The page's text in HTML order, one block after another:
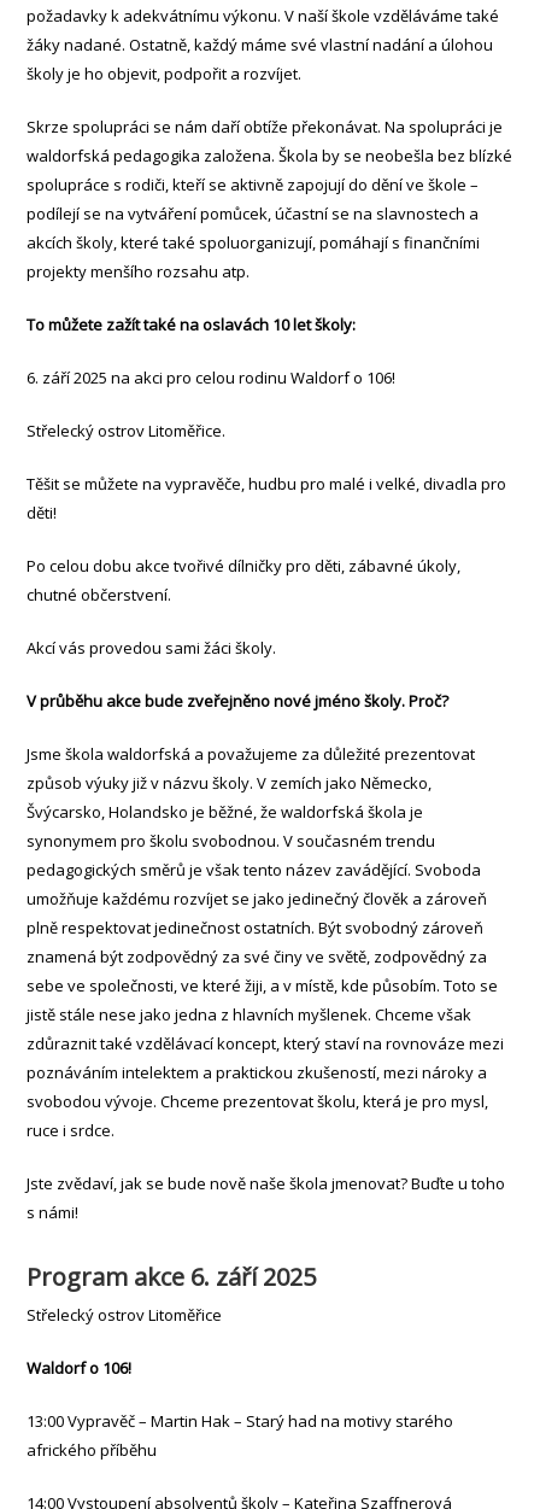
požadavky k adekvátnímu výkonu. V naší škole vzděláváme také
žáky nadané. Ostatně, každý máme své vlastní nadání a úlohou
školy je ho objevit, podpořit a rozvíjet.
Skrze spolupráci se nám daří obtíže překonávat. Na spolupráci je
waldorfská pedagogika založena. Škola by se neobešla bez blízké
spolupráce s rodiči, kteří se aktivně zapojují do dění ve škole –
podílejí se na vytváření pomůcek, účastní se na slavnostech a
akcích školy, které také spoluorganizují, pomáhají s finančními
projekty menšího rozsahu atp.
To můžete zažít také na oslavách 10 let školy:
6. září 2025 na akci pro celou rodinu Waldorf o 106!
Střelecký ostrov Litoměřice.
Těšit se můžete na vypravěče, hudbu pro malé i velké, divadla pro
děti!
Po celou dobu akce tvořivé dílničky pro děti, zábavné úkoly,
chutné občerstvení.
Akcí vás provedou sami žáci školy.
V průběhu akce bude zveřejněno nové jméno školy. Proč?
Jsme škola waldorfská a považujeme za důležité prezentovat
způsob výuky již v názvu školy. V zemích jako Německo,
Švýcarsko, Holandsko je běžné, že waldorfská škola je
synonymem pro školu svobodnou. V současném trendu
pedagogických směrů je však tento název zavádějící. Svoboda
umožňuje každému rozvíjet se jako jedinečný člověk a zároveň
plně respektovat jedinečnost ostatních. Být svobodný zároveň
znamená být zodpovědný za své činy ve světě, zodpovědný za
sebe ve společnosti, ve které žiji, a v místě, kde působím. Toto se
jistě stále nese jako jedna z hlavních myšlenek. Chceme však
zdůraznit také vzdělávací koncept, který staví na rovnováze mezi
poznáváním intelektem a praktickou zkušeností, mezi nároky a
svobodou vývoje. Chceme prezentovat školu, která je pro mysl,
ruce i srdce.
Jste zvědaví, jak se bude nově naše škola jmenovat? Buďte u toho
s námi!
Program akce 6. září 2025
Střelecký ostrov Litoměřice
Waldorf o 106!
13:00 Vypravěč – Martin Hak – Starý had na motivy starého
afrického příběhu
14:00 Vystoupení absolventů školy – Kateřina Szaffnerová